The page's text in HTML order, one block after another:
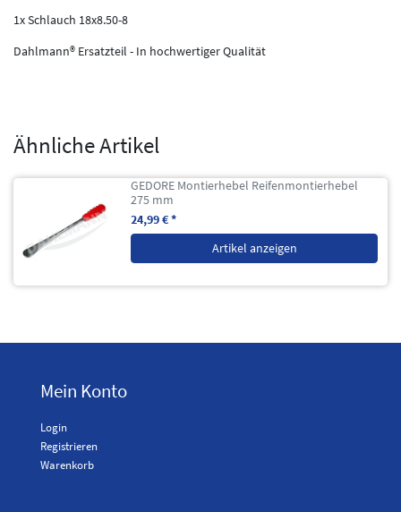
1x Schlauch 18x8.50-8
Dahlmann® Ersatzteil - In hochwertiger Qualität
Ähnliche Artikel
GEDORE Montierhebel Reifenmontierhebel
275 mm
24,99 € *
Artikel anzeigen
Mein Konto
Login
Registrieren
Warenkorb